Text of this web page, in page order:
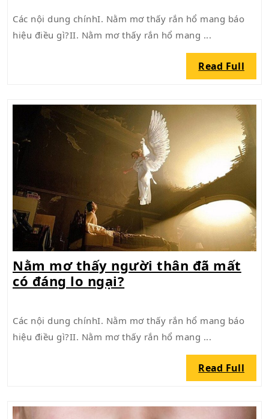
giấc
mơ]
Mơ
thấy
điềm
gì?
Đánh
con
gì?
Các nội dung chínhI. Nằm mơ thấy rắn hổ mang báo
hiệu điều gì?II. Nằm mơ thấy rắn hổ mang ...
Read Full
Full
Nằm mơ thấy người thân đã mất
có đáng lo ngại?
người
thân
đáng
Các nội dung chínhI. Nằm mơ thấy rắn hổ mang báo
hiệu điều gì?II. Nằm mơ thấy rắn hổ mang ...
Read Full
Full